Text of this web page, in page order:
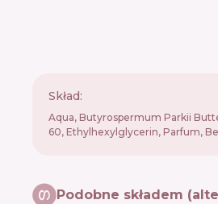
Skład:
Aqua, Butyrospermum Parkii
60, Ethylhexylglycerin, Parfum,
Podobne składem